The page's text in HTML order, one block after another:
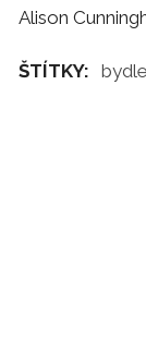
Alison
ŠTÍTKY: